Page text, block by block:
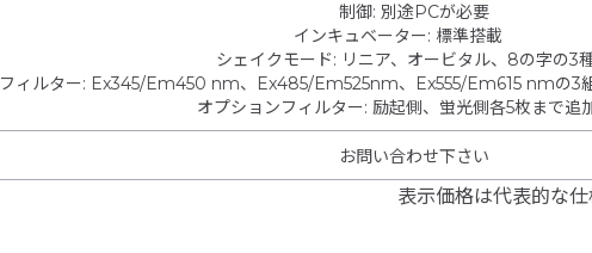
制御: 別途PCが必要
インキュベーター: 標準搭載
シェイクモード: リニア、オービタル、8の字の3
フィルター: Ex345/Em450 nm、Ex485/Em525nm、Ex555/Em615 nmの3
オプションフィルター: 励起側、蛍光側各5枚まで追
お問い合わせ下さい
表示価格は代表的な